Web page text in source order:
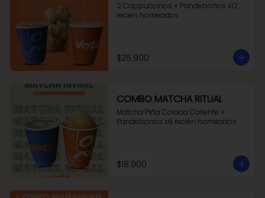
2 Cappuccinos + Pandebonos x12
recien horneados.
$25.900
COMBO MATCHA RITUAL
Matcha Piña Colada Caliente +
Pandebonos x6 recién horneados.
$18.900